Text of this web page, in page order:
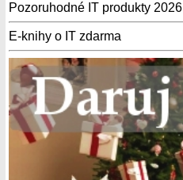
Pozoruhodné IT produkty 2026
E-knihy o IT zdarma